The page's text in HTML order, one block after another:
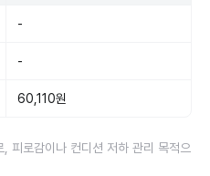
-
-
60,110원
피로감이나 컨디션 저하 관리 목적으